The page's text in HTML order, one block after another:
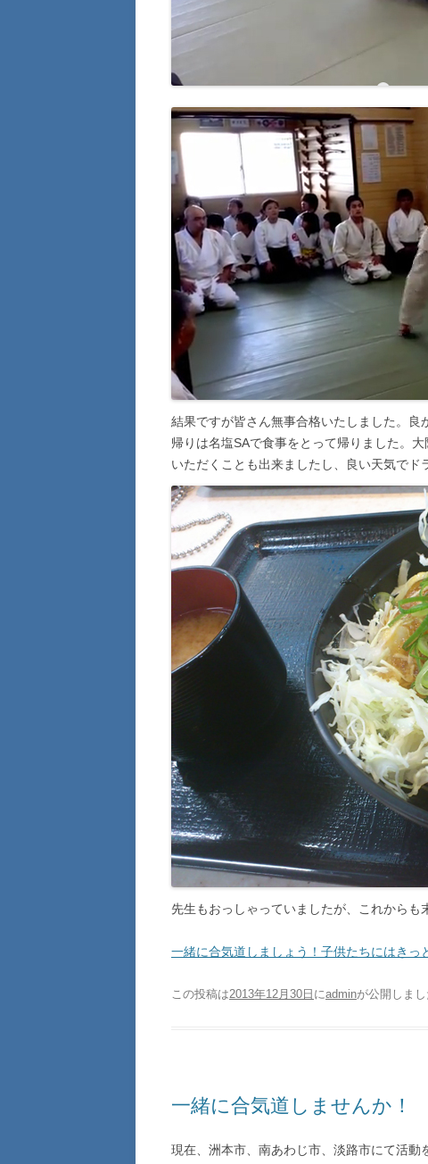
結果ですが皆さん無事合格いたしました。良
帰りは名塩SAで食事をとって帰りました。
いただくことも出来ましたし、良い天気でド
先生もおっしゃっていましたが、これからも
一緒に合気道しましょう！子供たちにはきっ
この投稿は2013年12月30日 にadminが公開しまし
一緒に合気道しませんか！
現在、洲本市、南あわじ市、淡路市にて活